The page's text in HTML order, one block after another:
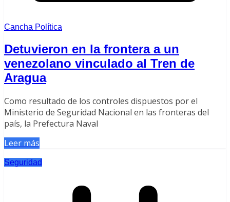
Cancha Política
Detuvieron en la frontera a un
venezolano vinculado al Tren de
Aragua
Como resultado de los controles dispuestos por el
Ministerio de Seguridad Nacional en las fronteras del
país, la Prefectura Naval
Leer más
Seguridad